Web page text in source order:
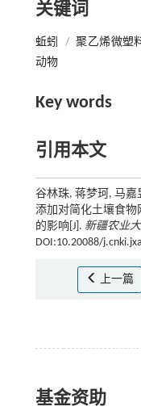
关键词
蚯蚓 / 聚乙烯微塑
动物
Key words
引用本文
谷林珠, 蒋梦珂, 马嘉
添加对简化土壤食
的影响[J]. 新疆农业
DOI:10.20088/
上一篇
基金资助